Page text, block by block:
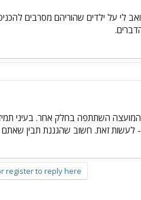
על ילדים שהוריהם מסרבים
שלה והמועצה השתתפה בחלק אחר. בעיני
לעשות זאת. חשוב שהגננת תבין שאתם
register to reply here.